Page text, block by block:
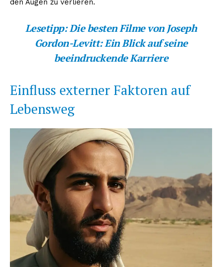
den Augen zu verlieren.
Lesetipp:Die besten Filme von Joseph
Gordon-Levitt: Ein Blick auf seine
beeindruckende Karriere
Einfluss externer Faktoren auf
Lebensweg